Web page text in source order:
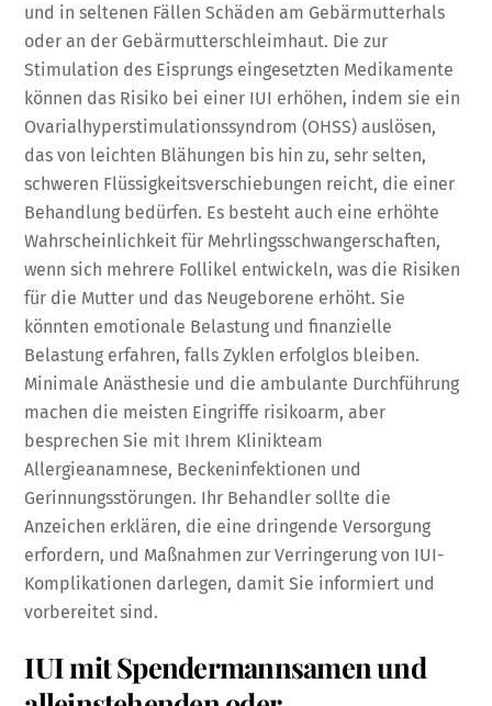
und in seltenen Fällen Schäden am Gebärmutterhals
oder an der Gebärmutterschleimhaut. Die zur
Stimulation des Eisprungs eingesetzten Medikamente
können das Risiko bei einer IUI erhöhen, indem sie ein
Ovarialhyperstimulationssyndrom (OHSS) auslösen,
das von leichten Blähungen bis hin zu, sehr selten,
schweren Flüssigkeitsverschiebungen reicht, die einer
Behandlung bedürfen. Es besteht auch eine erhöhte
Wahrscheinlichkeit für Mehrlingsschwangerschaften,
wenn sich mehrere Follikel entwickeln, was die Risiken
für die Mutter und das Neugeborene erhöht. Sie
könnten emotionale Belastung und finanzielle
Belastung erfahren, falls Zyklen erfolglos bleiben.
Minimale Anästhesie und die ambulante Durchführung
machen die meisten Eingriffe risikoarm, aber
besprechen Sie mit Ihrem Klinikteam
Allergieanamnese, Beckeninfektionen und
Gerinnungsstörungen. Ihr Behandler sollte die
Anzeichen erklären, die eine dringende Versorgung
erfordern, und Maßnahmen zur Verringerung von IUI-
Komplikationen darlegen, damit Sie informiert und
vorbereitet sind.
IUI mit Spendermannsamen und